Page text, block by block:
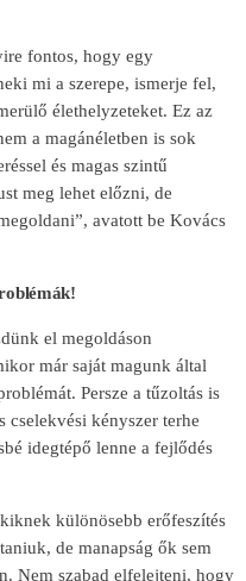
fontos, hogy egy
mi a szerepe, ismerje fel,
élethelyzeteket. Ez az
a magánéletben is sok
és magas szintű
meg lehet előzni, de
avatott be Kovács
el megoldáson
már saját magunk által
Persze a tűzoltás is
cselekvési kényszer terhe
idegtépő lenne a fejlődés
különösebb erőfeszítés
de manapság ők sem
Nem szabad elfelejteni, hogy